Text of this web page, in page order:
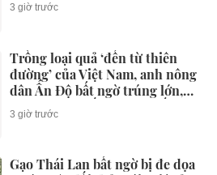
3 giờ trước
Trồng loại quả ‘đến từ thiên
đường’ của Việt Nam, anh nông
dân Ấn Độ bất ngờ trúng lớn,
chỉ bán hạt giống cũng kiếm
bộn tiền
3 giờ trước
Gạo Thái Lan bất ngờ bị đe dọa